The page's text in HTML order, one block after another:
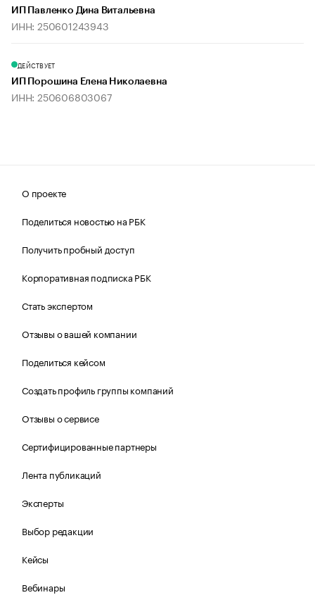
ИП Павленко Дина Витальевна
ИНН: 250601243943
ДЕЙСТВУЕТ
ИП Порошина Елена Николаевна
ИНН: 250606803067
О проекте
Поделиться новостью на РБК
Получить пробный доступ
Корпоративная подписка РБК
Стать экспертом
Отзывы о вашей компании
Поделиться кейсом
Создать профиль группы компаний
Отзывы о сервисе
Сертифицированные партнеры
Лента публикаций
Эксперты
Выбор редакции
Кейсы
Вебинары